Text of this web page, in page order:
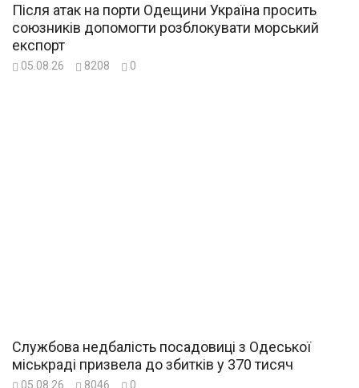
Після атак на порти Одещини Україна просить
союзників допомогти розблокувати морський
експорт
05.08.26 8208 0
Службова недбалість посадовиці з Одеської
міськраді призвела до збитків у 370 тисяч
05.08.26 8046 0